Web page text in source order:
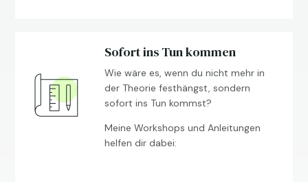
Sofort ins Tun kommen
Wie wäre es, wenn du nicht mehr in
der Theorie festhängst, sondern
sofort ins Tun kommst?
Meine Workshops und Anleitungen
helfen dir dabei: